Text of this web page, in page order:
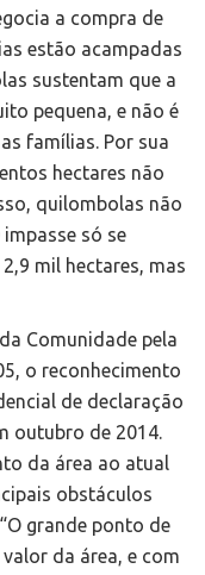
a compra de
estão acampadas
sustentam que a
pequena, e não é
famílias. Por sua
hectares não
quilombolas não
só se
mil hectares, mas
Comunidade pela
o reconhecimento
de declaração
outubro de 2014.
da área ao atual
obstáculos
grande ponto de
da área, e com